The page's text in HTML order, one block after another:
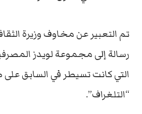
تم التعبير عن مخاوف وزيرة
رسالة إلى مجموعة لويدز
التي كانت تسيطر في السابق
“التلغراف”.